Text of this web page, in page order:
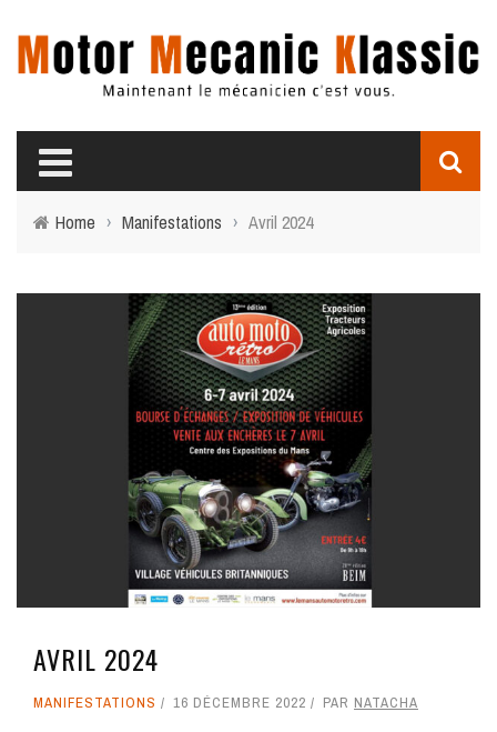
Home › Manifestations › Avril 2024
AVRIL 2024
MANIFESTATIONS 16 DÉCEMBRE 2022 PAR NATACHA